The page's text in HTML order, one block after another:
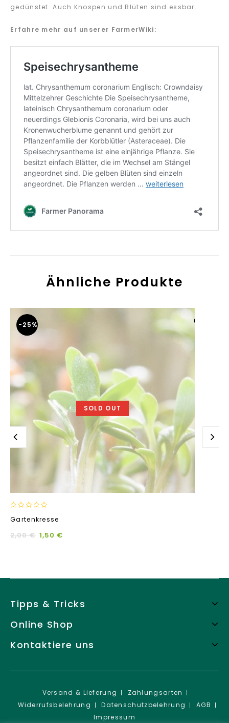
gedünstet. Auch Knospen und Blüten sind essbar.
Erfahre mehr auf unserer FarmerWiki:
Ähnliche Produkte
SOLD OUT
-25%
out
of
Gartenkresse
2,00€ 1,50 €
Tipps & Tricks
Online Shop
Kontaktiere uns
Versand & Lieferung
Zahlungsarten
Widerrufsbelehrung
Datenschutzbelehrung
AGB
Impressum